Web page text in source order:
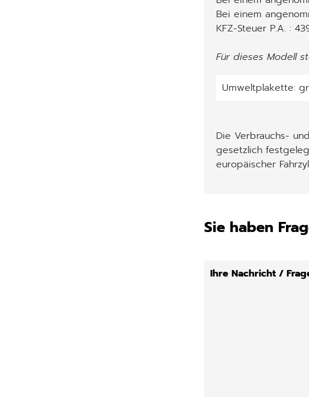
Bei einem
KFZ-Steuer P.A. :
Für dieses Modell
Umweltplakette:
Die Verbrauchs-
gesetzlich
europäischer
Sie haben